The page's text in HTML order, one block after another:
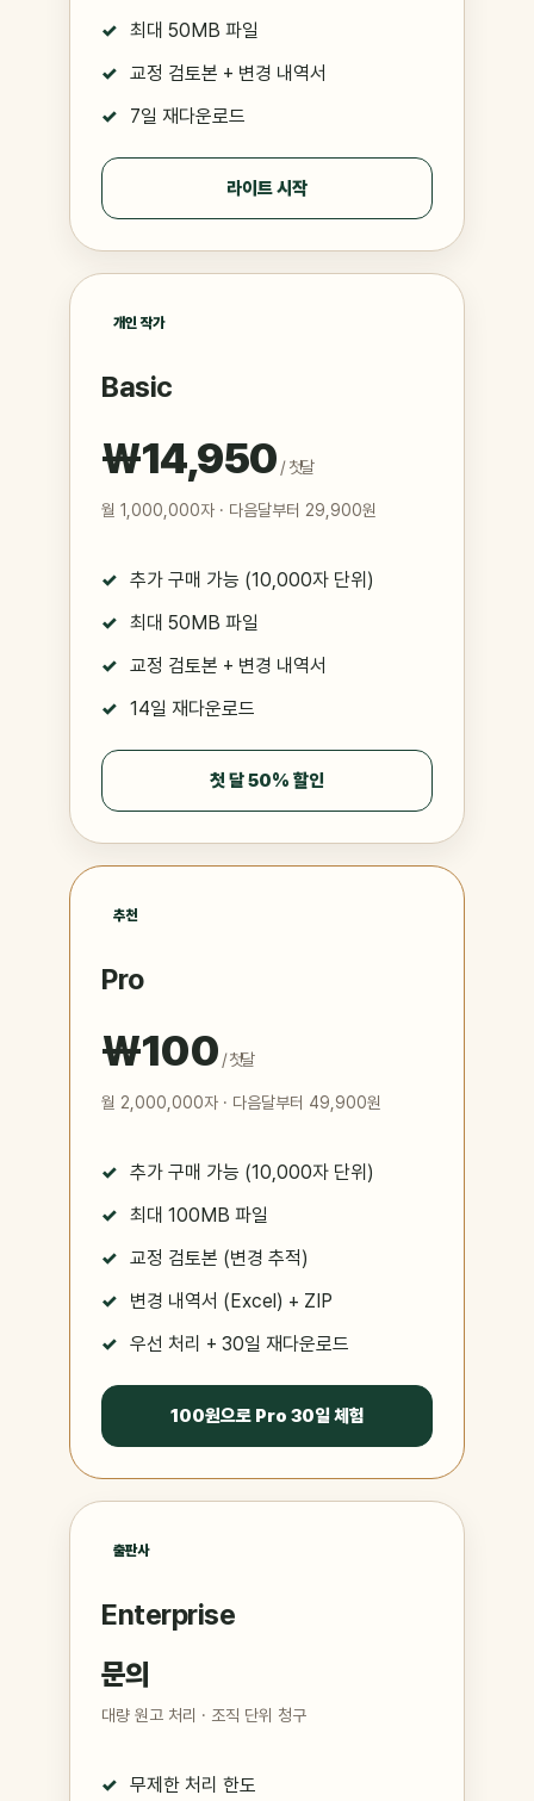
최대 50MB 파일
교정 검토본 + 변경 내역서
7일 재다운로드
라이트 시작
개인 작가
Basic
₩14,950 / 첫달
월 1,000,000자 · 다음달부터 29,900원
추가 구매 가능 (10,000자 단위)
최대 50MB 파일
교정 검토본 + 변경 내역서
14일 재다운로드
첫 달 50% 할인
추천
Pro
₩100 / 첫달
월 2,000,000자 · 다음달부터 49,900원
추가 구매 가능 (10,000자 단위)
최대 100MB 파일
교정 검토본 (변경 추적)
변경 내역서 (Excel) + ZIP
우선 처리 + 30일 재다운로드
100원으로 Pro 30일 체험
출판사
Enterprise
문의
대량 원고 처리 · 조직 단위 청구
무제한 처리 한도